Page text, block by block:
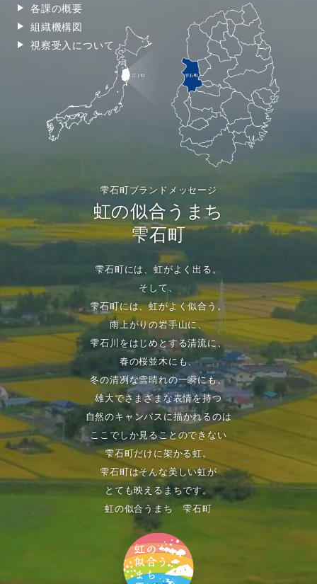
各課の概要
組織機構図
視察受入について
雫石町ブランドメッセージ
虹の似合うまち
雫石町
雫石町には、虹がよく出る。
そして、
雫石町には、虹がよく似合う。
雨上がりの岩手山に、
雫石川をはじめとする清流に、
春の桜並木にも、
冬の清冽な雪晴れの一瞬にも、
雄大でさまざまな表情を持つ
自然のキャンパスに描かれるのは
ここでしか見ることのできない
雫石町だけに架かる虹。
雫石町はそんな美しい虹が
とても映えるまちです。
虹の似合うまち 雫石町